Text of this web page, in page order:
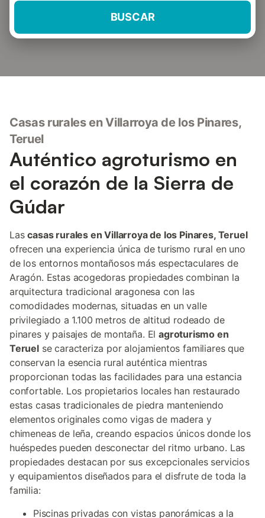
BUSCAR
Casas rurales en Villarroya de los Pinares,
Teruel
Auténtico agroturismo en
el corazón de la Sierra de
Gúdar
Lascasas rurales en Villarroya de los Pinares, Teruel
ofrecen una experiencia única de turismo rural en uno
de los entornos montañosos más espectaculares de
Aragón. Estas acogedoras propiedades combinan la
arquitectura tradicional aragonesa con las
comodidades modernas, situadas en un valle
privilegiado a 1.100 metros de altitud rodeado de
pinares y paisajes de montaña. Elagroturismo en
Teruelse caracteriza por alojamientos familiares que
conservan la esencia rural auténtica mientras
proporcionan todas las facilidades para una estancia
confortable. Los propietarios locales han restaurado
estas casas tradicionales de piedra manteniendo
elementos originales como vigas de madera y
chimeneas de leña, creando espacios únicos donde los
huéspedes pueden desconectar del ritmo urbano. Las
propiedades destacan por sus excepcionales servicios
y equipamientos diseñados para el disfrute de toda la
familia:
Piscinas privadas con vistas panorámicas a la